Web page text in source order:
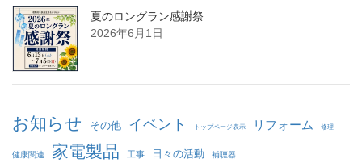
夏のロングラン感謝祭
2026年6月1日
お知らせ その他 イベント トップページ表示 リフォーム 修理
健康関連 家電製品 工事 日々の活動 補聴器